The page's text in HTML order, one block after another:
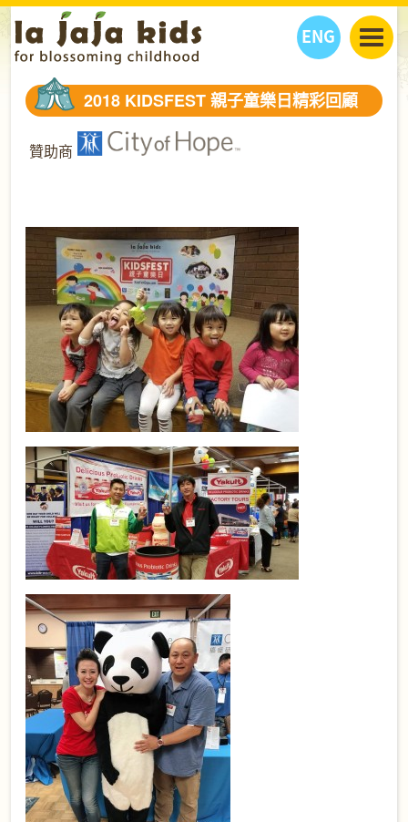
ENG
丫丫看天下
丫丫部落格
親子日曆
我們的故事
丫丫夥伴 + 友情連接
2018 KIDSFEST 親子童樂日精彩回顧
贊助商